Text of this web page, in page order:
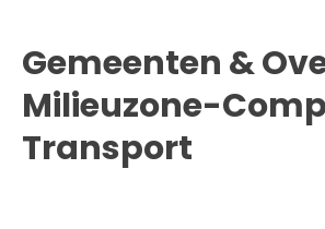
Gemeenten &
Milieuzone-
Transport